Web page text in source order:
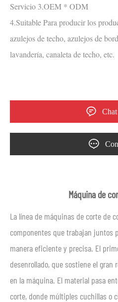
Servicio 3.OEM * ODM
4.Suitable Para producir los
azulejos de techo, azulejos de
lavandería, canaleta de techo, etc.
Máquina de
La línea de máquinas de corte de
componentes que trabajan juntos
manera eficiente y precisa. El
desenrollado, que sostiene el
en la máquina. El material pasa
corte, donde múltiples cuchillas o